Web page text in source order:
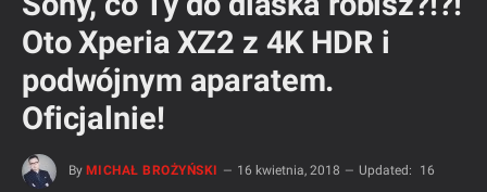
Oto Xperia XZ2 z 4K HDR i
podwójnym aparatem.
Oficjalnie!
By MICHAŁ BROŻYŃSKI 16 kwietnia, 2018 Updated:
16